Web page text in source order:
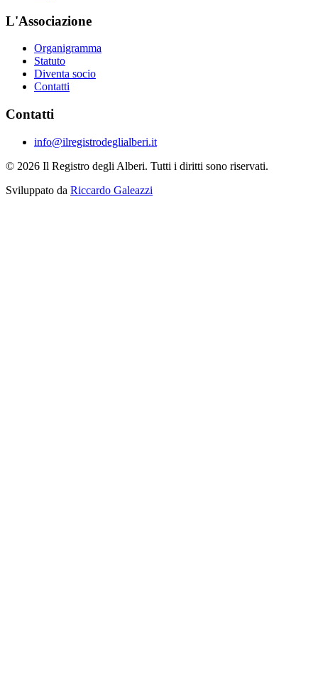
L'Associazione
Organigramma
Statuto
Diventa socio
Contatti
Contatti
info@ilregistrodeglialberi.it
© 2026 Il Registro degli Alberi. Tutti i diritti sono riservati.
Sviluppato da Riccardo Galeazzi